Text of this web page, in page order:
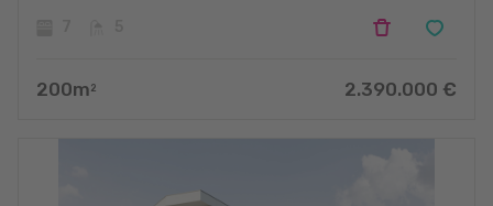
200m 2 2.390.000 €